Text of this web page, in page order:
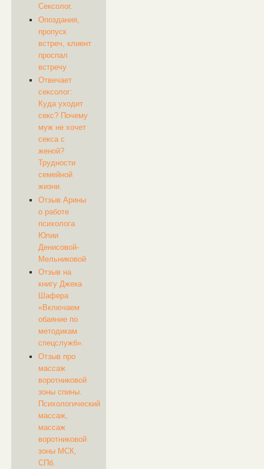
Сексолог.
Опоздания,
пропуск
встреч, клиент
проспал
встречу
Отвечает
сексолог:
Куда уходит
секс? Почему
муж не хочет
секса с
женой?
Трудности
семейной
жизни.
Отзыв Арины
о работе
психолога
Юлии
Денисовой-
Мельниковой
Отзыв на
книгу Джека
Шафера
«Включаем
обаяние по
методикам
спецслужб».
Отзыв про
массаж
воротниковой
зоны спины.
Психологический
массаж,
массаж
воротниковой
зоны МСК,
СПб.